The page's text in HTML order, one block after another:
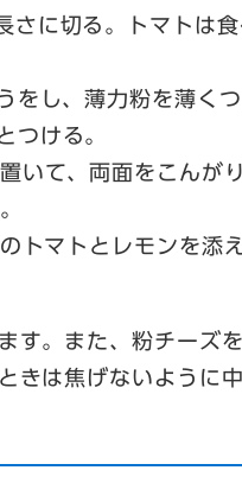
さに切る。トマトは
をし、薄力粉を薄く
つける。
いて、両面をこんが
トマトとレモンを添
す。また、粉チーズ
きは焦げないように